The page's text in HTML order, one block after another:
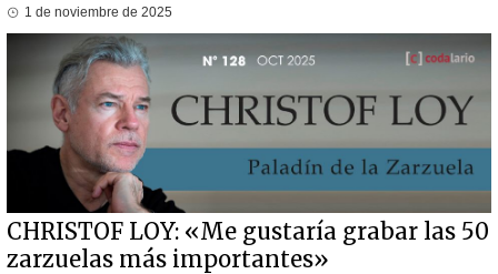
1 de noviembre de 2025
CHRISTOF LOY: «Me gustaría grabar las 50
zarzuelas más importantes»